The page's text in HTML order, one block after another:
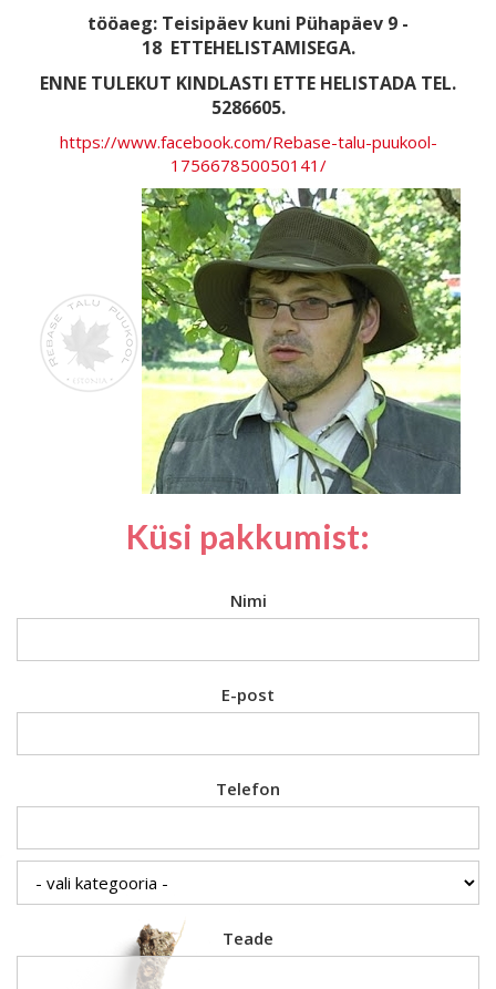
tööaeg: Teisipäev kuni Pühapäev 9 -
18 ETTEHELISTAMISEGA.
ENNE TULEKUT KINDLASTI ETTE HELISTADA TEL.
5286605.
https://www.facebook.com/Rebase-talu-puukool-
175667850050141/
Küsi pakkumist:
Nimi
E-post
Telefon
Teade